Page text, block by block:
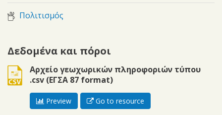
Πολιτισμός
Δεδομένα και πόροι
Αρχείο γεωχωρικών πληροφοριών τύπου
.csv (ΕΓΣΑ 87 format)
csv
Preview Go to resource